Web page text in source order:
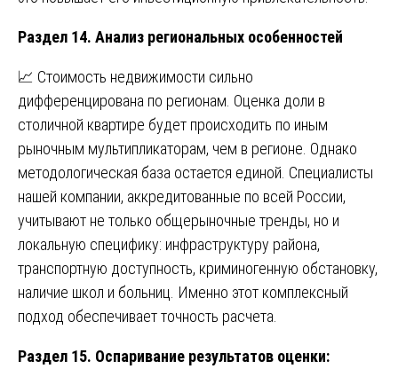
Раздел 14. Анализ региональных особенностей
📈 Стоимость недвижимости сильно
дифференцирована по регионам. Оценка доли в
столичной квартире будет происходить по иным
рыночным мультипликаторам, чем в регионе. Однако
методологическая база остается единой. Специалисты
нашей компании, аккредитованные по всей России,
учитывают не только общерыночные тренды, но и
локальную специфику: инфраструктуру района,
транспортную доступность, криминогенную обстановку,
наличие школ и больниц. Именно этот комплексный
подход обеспечивает точность расчета.
Раздел 15. Оспаривание результатов оценки: